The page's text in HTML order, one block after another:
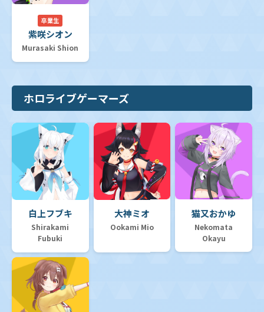
卒業生
紫咲シオン
Murasaki Shion
ホロライブゲーマーズ
白上フブキ
Shirakami
Fubuki
大神ミオ
Ookami Mio
猫又おかゆ
Nekomata
Okayu